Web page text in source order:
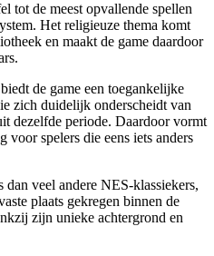
tot de meest opvallende spellen
Het religieuze thema komt
en maakt de game daardoor
de game een toegankelijke
zich duidelijk onderscheidt van
dezelfde periode. Daardoor vormt
voor spelers die eens iets anders
veel andere NES-klassiekers,
plaats gekregen binnen de
zijn unieke achtergrond en